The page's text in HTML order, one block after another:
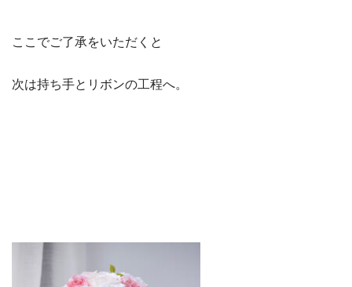
ここでご了承をいただくと
次は持ち手とリボンの工程へ。